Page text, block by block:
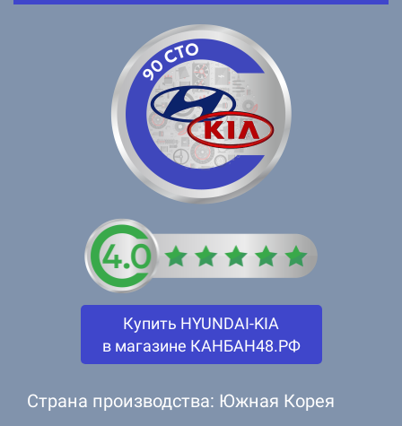
Купить HYUNDAI-KIA
в магазине КАНБАН48.РФ
Страна производства: Южная Корея